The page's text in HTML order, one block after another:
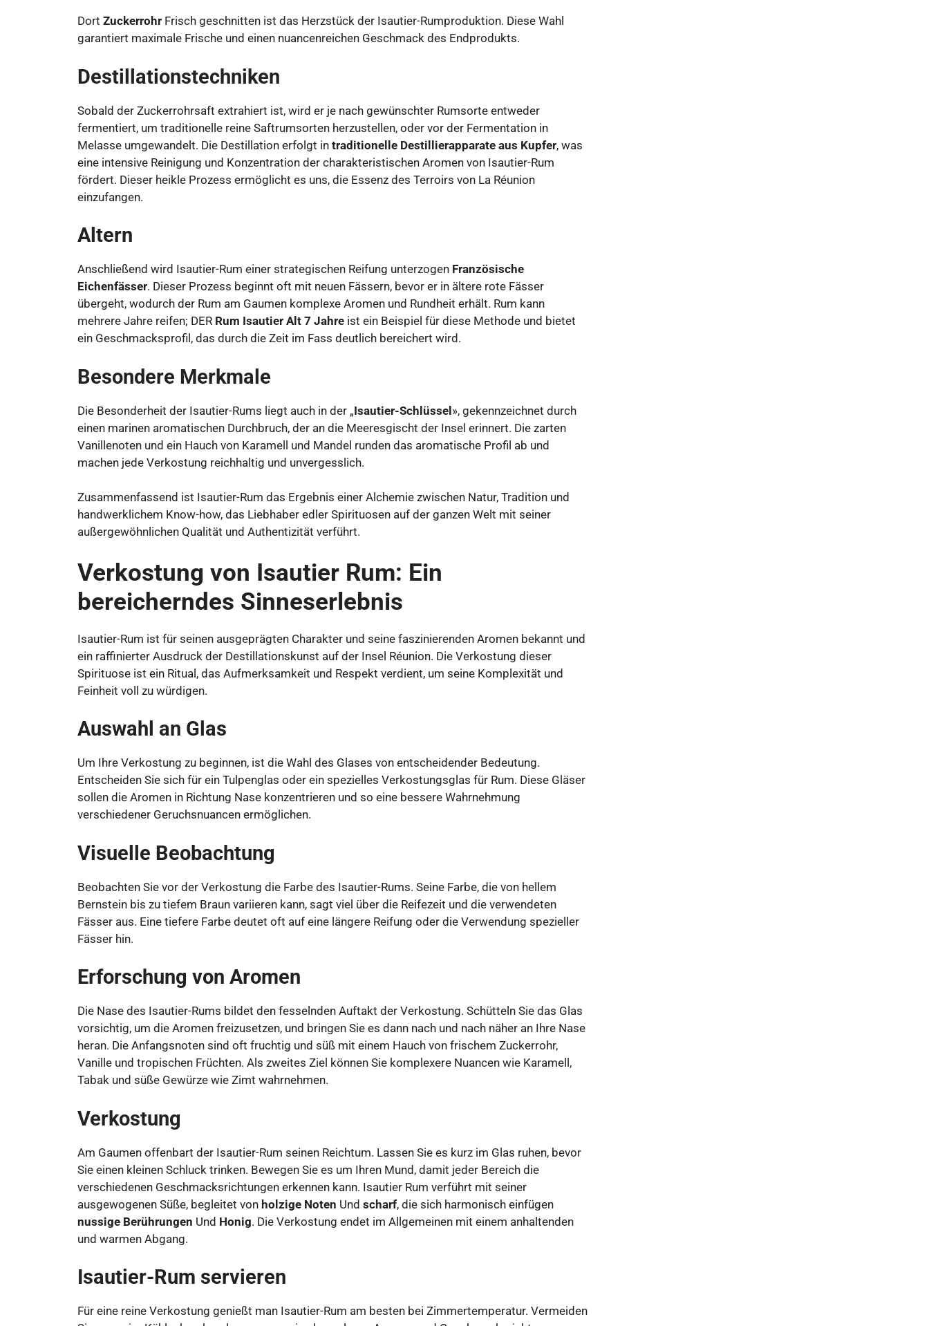
Dort Zuckerrohr Frisch geschnitten ist das Herzstück der Isautier-Rumproduktion. Diese Wahl
garantiert maximale Frische und einen nuancenreichen Geschmack des Endprodukts.
Destillationstechniken
Sobald der Zuckerrohrsaft extrahiert ist, wird er je nach gewünschter Rumsorte entweder
fermentiert, um traditionelle reine Saftrumsorten herzustellen, oder vor der Fermentation in
Melasse umgewandelt. Die Destillation erfolgt in traditionelle Destillierapparate aus Kupfer, was
eine intensive Reinigung und Konzentration der charakteristischen Aromen von Isautier-Rum
fördert. Dieser heikle Prozess ermöglicht es uns, die Essenz des Terroirs von La Réunion
einzufangen.
Altern
Anschließend wird Isautier-Rum einer strategischen Reifung unterzogen Französische
Eichenfässer. Dieser Prozess beginnt oft mit neuen Fässern, bevor er in ältere rote Fässer
übergeht, wodurch der Rum am Gaumen komplexe Aromen und Rundheit erhält. Rum kann
mehrere Jahre reifen; DER Rum Isautier Alt 7 Jahre ist ein Beispiel für diese Methode und bietet
ein Geschmacksprofil, das durch die Zeit im Fass deutlich bereichert wird.
Besondere Merkmale
Die Besonderheit der Isautier-Rums liegt auch in der „Isautier-Schlüssel», gekennzeichnet durch
einen marinen aromatischen Durchbruch, der an die Meeresgischt der Insel erinnert. Die zarten
Vanillenoten und ein Hauch von Karamell und Mandel runden das aromatische Profil ab und
machen jede Verkostung reichhaltig und unvergesslich.
Zusammenfassend ist Isautier-Rum das Ergebnis einer Alchemie zwischen Natur, Tradition und
handwerklichem Know-how, das Liebhaber edler Spirituosen auf der ganzen Welt mit seiner
außergewöhnlichen Qualität und Authentizität verführt.
Verkostung von Isautier Rum: Ein
bereicherndes Sinneserlebnis
Isautier-Rum ist für seinen ausgeprägten Charakter und seine faszinierenden Aromen bekannt und
ein raffinierter Ausdruck der Destillationskunst auf der Insel Réunion. Die Verkostung dieser
Spirituose ist ein Ritual, das Aufmerksamkeit und Respekt verdient, um seine Komplexität und
Feinheit voll zu würdigen.
Auswahl an Glas
Um Ihre Verkostung zu beginnen, ist die Wahl des Glases von entscheidender Bedeutung.
Entscheiden Sie sich für ein Tulpenglas oder ein spezielles Verkostungsglas für Rum. Diese Gläser
sollen die Aromen in Richtung Nase konzentrieren und so eine bessere Wahrnehmung
verschiedener Geruchsnuancen ermöglichen.
Visuelle Beobachtung
Beobachten Sie vor der Verkostung die Farbe des Isautier-Rums. Seine Farbe, die von hellem
Bernstein bis zu tiefem Braun variieren kann, sagt viel über die Reifezeit und die verwendeten
Fässer aus. Eine tiefere Farbe deutet oft auf eine längere Reifung oder die Verwendung spezieller
Fässer hin.
Erforschung von Aromen
Die Nase des Isautier-Rums bildet den fesselnden Auftakt der Verkostung. Schütteln Sie das Glas
vorsichtig, um die Aromen freizusetzen, und bringen Sie es dann nach und nach näher an Ihre Nase
heran. Die Anfangsnoten sind oft fruchtig und süß mit einem Hauch von frischem Zuckerrohr,
Vanille und tropischen Früchten. Als zweites Ziel können Sie komplexere Nuancen wie Karamell,
Tabak und süße Gewürze wie Zimt wahrnehmen.
Verkostung
Am Gaumen offenbart der Isautier-Rum seinen Reichtum. Lassen Sie es kurz im Glas ruhen, bevor
Sie einen kleinen Schluck trinken. Bewegen Sie es um Ihren Mund, damit jeder Bereich die
verschiedenen Geschmacksrichtungen erkennen kann. Isautier Rum verführt mit seiner
ausgewogenen Süße, begleitet von holzige Noten Und scharf, die sich harmonisch einfügen
nussige Berührungen Und Honig. Die Verkostung endet im Allgemeinen mit einem anhaltenden
und warmen Abgang.
Isautier-Rum servieren
Für eine reine Verkostung genießt man Isautier-Rum am besten bei Zimmertemperatur. Vermeiden